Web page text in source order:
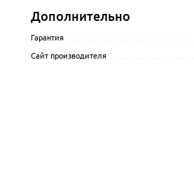
Дополнительно
Гарантия
Сайт производителя